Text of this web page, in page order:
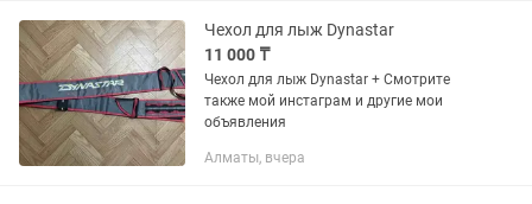
Чехол для лыж Dynastar
11 000 ₸
Чехол для лыж Dynastar + Смотрите
также мой инстаграм и другие мои
объявления
Алматы, вчера